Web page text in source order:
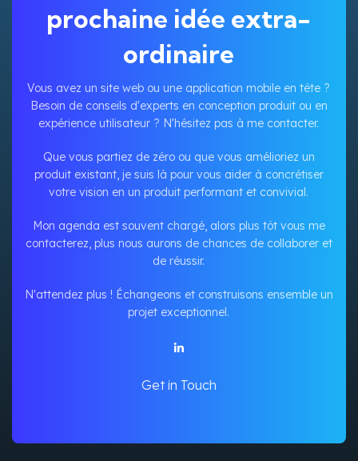
prochaine idée extra-
ordinaire
Vous avez un site web ou une application mobile en tête ?
Besoin de conseils d'experts en conception produit ou en
expérience utilisateur ? N'hésitez pas à me contacter.
Que vous partiez de zéro ou que vous amélioriez un
produit existant, je suis là pour vous aider à concrétiser
votre vision en un produit performant et convivial.
Mon agenda est souvent chargé, alors plus tôt vous me
contacterez, plus nous aurons de chances de collaborer et
de réussir.
N'attendez plus ! Échangeons et construisons ensemble un
projet exceptionnel.
Get in Touch